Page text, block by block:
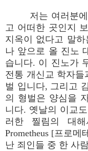
저는 여러분
고 어떠한 곳인지
지옥이 없다고 말
나 앞으로 올 진노
습니다. 이 진노가
전통 개신교 학자
벌 입니다, 그리고
의 형벌은 양심을
니다. 옛날의 이교
러한 찔림의 대
Prometheus [프로
난 죄인들 중 한 사